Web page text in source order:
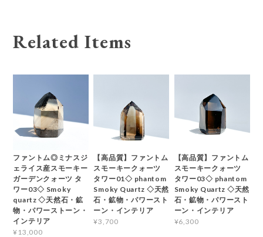
Related Items
ファントム◎ミナスジ
ェライス産スモーキー
ガーデンクォーツ タ
ワー03◇ Smoky
quartz ◇天然石・鉱
物・パワーストーン・
インテリア
¥13,000
【高品質】ファントム
スモーキークォーツ
タワー01◇ phantom
Smoky Quartz ◇天然
石・鉱物・パワースト
ーン・インテリア
¥3,700
【高品質】ファントム
スモーキークォーツ
タワー03◇ phantom
Smoky Quartz ◇天然
石・鉱物・パワースト
ーン・インテリア
¥6,300